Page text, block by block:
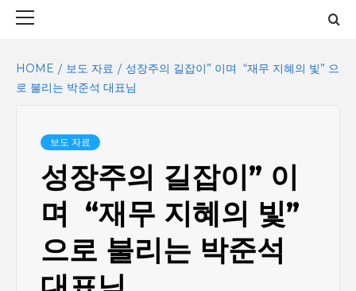
HOME 보도 자료
성장주의 길잡이” 이며 “재무 지혜의 빛” 으
로 불리는 박준석 대표님
보도 자료
성장주의 길잡이” 이
며 “재무 지혜의 빛”
으로 불리는 박준석